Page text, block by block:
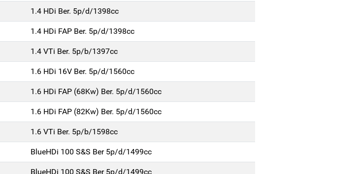
1.4 HDi Ber. 5p/d/1398cc
1.4 HDi FAP Ber. 5p/d/1398cc
1.4 VTi Ber. 5p/b/1397cc
1.6 HDi 16V Ber. 5p/d/1560cc
1.6 HDi FAP (68Kw) Ber. 5p/d/1560cc
1.6 HDi FAP (82Kw) Ber. 5p/d/1560cc
1.6 VTi Ber. 5p/b/1598cc
BlueHDi 100 S&S Ber 5p/d/1499cc
BlueHDi 100 S&S Ber 5p/d/1499cc